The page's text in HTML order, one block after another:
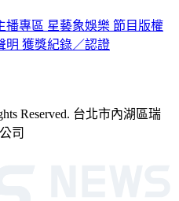
播專區 星藝象娛樂 節目版權
明 獲獎紀錄／認證
Reserved. 台北市內湖區瑞
司